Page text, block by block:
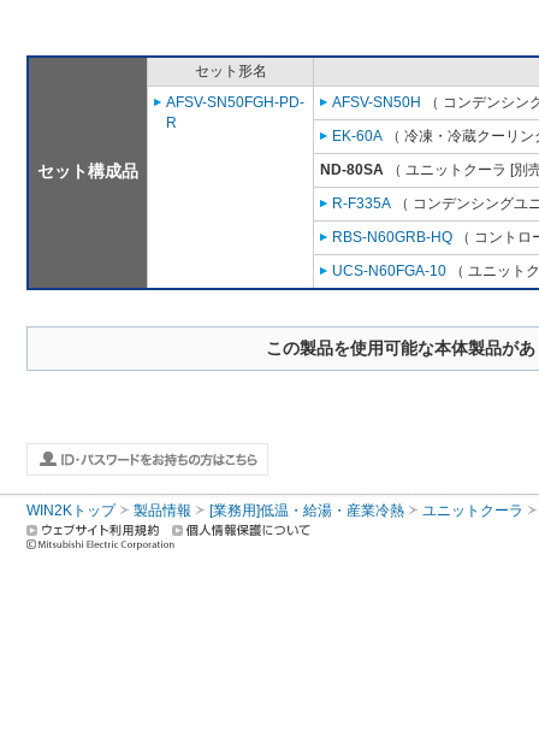
セット構成品
セット形名
AFSV-SN50FGH-PD-
R
AFSV-SN50H
（ コンデンシン
EK-60A （ 冷凍・冷蔵クーリ
ND-80SA （ ユニットクーラ [別
R-F335A （ コンデンシングユ
RBS-N60GRB-HQ （ コント
UCS-N60FGA-10 （ ユニット
この製品を使用可能な本体製品が
WIN2Kトップ 製品情報 [業務用]低温・給湯・産業冷熱 ユニットクーラ